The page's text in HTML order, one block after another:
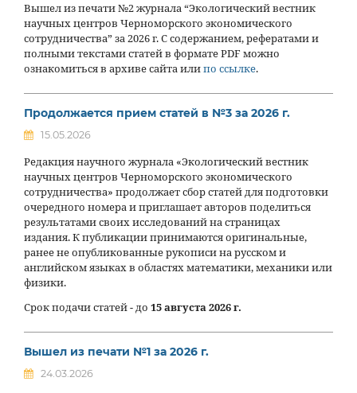
Вышел из печати №2 журнала “Экологический вестник
научных центров Черноморского экономического
сотрудничества” за 2026 г. С содержанием, рефератами и
полными текстами статей в формате PDF можно
ознакомиться в архиве сайта илипо ссылке.
Продолжается прием статей в №3 за 2026 г.
15.05.2026
Редакция научного журнала «Экологический вестник
научных центров Черноморского экономического
сотрудничества» продолжает сбор статей для подготовки
очередного номера и приглашает авторов поделиться
результатами своих исследований на страницах
издания. К публикации принимаются оригинальные,
ранее не опубликованные рукописи на русском и
английском языках в областях математики, механики или
физики.
Срок подачи статей - до 15 августа 2026 г.
Вышел из печати №1 за 2026 г.
24.03.2026